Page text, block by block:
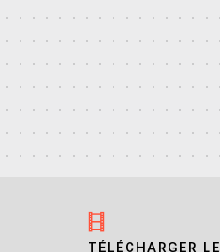
TÉLÉCHARGER LE